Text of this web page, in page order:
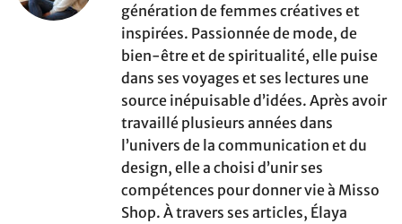
génération de femmes créatives et
inspirées. Passionnée de mode, de
bien-être et de spiritualité, elle puise
dans ses voyages et ses lectures une
source inépuisable d’idées. Après avoir
travaillé plusieurs années dans
l’univers de la communication et du
design, elle a choisi d’unir ses
compétences pour donner vie à Misso
Shop. À travers ses articles, Élaya